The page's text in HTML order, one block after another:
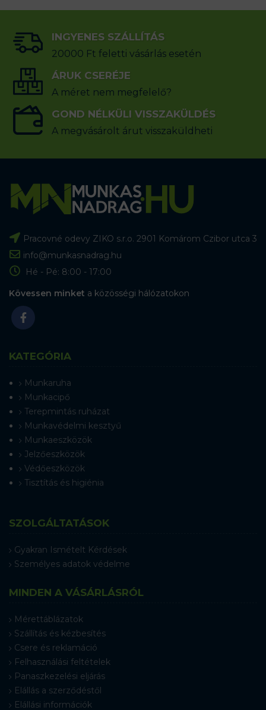
INGYENES SZÁLLÍTÁS
20000 Ft feletti vásárlás esetén
ÁRUK CSERÉJE
A méret nem megfelelő?
GOND NÉLKÜLI VISSZAKÜLDÉS
A megvásárolt árut visszaküldheti
Pracovné odevy ZIKO s.r.o. 2901 Komárom Czibor utca 3
info@munkasnadrag.hu
Hé - Pé: 8:00 - 17:00
Kövessen minket a közösségi hálózatokon
KATEGÓRIA
Munkaruha
Munkacipő
Terepmintás ruházat
Munkavédelmi kesztyű
Munkaeszközök
Jelzőeszközök
Védőeszközök
Tisztítás és higiénia
SZOLGÁLTATÁSOK
Gyakran Ismételt Kérdések
Személyes adatok védelme
MINDEN A VÁSÁRLÁSRÓL
Mérettáblázatok
Szállítás és kézbesítés
Csere és reklamáció
Felhasználási feltételek
Panaszkezelési eljárás
Elállás a szerződéstől
Elállási információk